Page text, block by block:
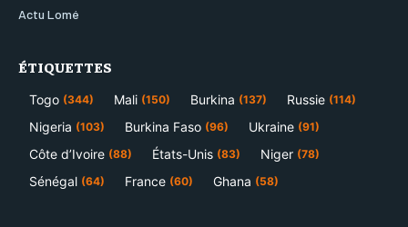
Actu Lomé
ÉTIQUETTES
Togo (344) Mali (150) Burkina (137) Russie (114)
Nigeria (103) Burkina Faso (96) Ukraine (91)
Côte d’Ivoire (88) États-Unis (83) Niger (78)
Sénégal (64) France (60) Ghana (58)